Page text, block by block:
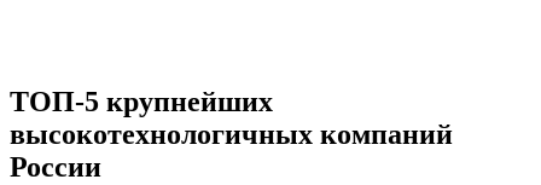
ТОП-5 крупнейших
высокотехнологичных компаний
России